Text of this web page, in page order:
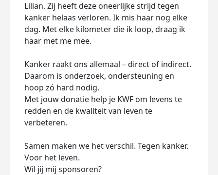
Lilian. Zij heeft deze oneerlijke strijd tegen
kanker helaas verloren. Ik mis haar nog elke
dag. Met elke kilometer die ik loop, draag ik
haar met me mee.
Kanker raakt ons allemaal – direct of indirect.
Daarom is onderzoek, ondersteuning en
hoop zó hard nodig.
Met jouw donatie help je KWF om levens te
redden en de kwaliteit van leven te
verbeteren.
Samen maken we het verschil. Tegen kanker.
Voor het leven.
Wil jij mij sponsoren?